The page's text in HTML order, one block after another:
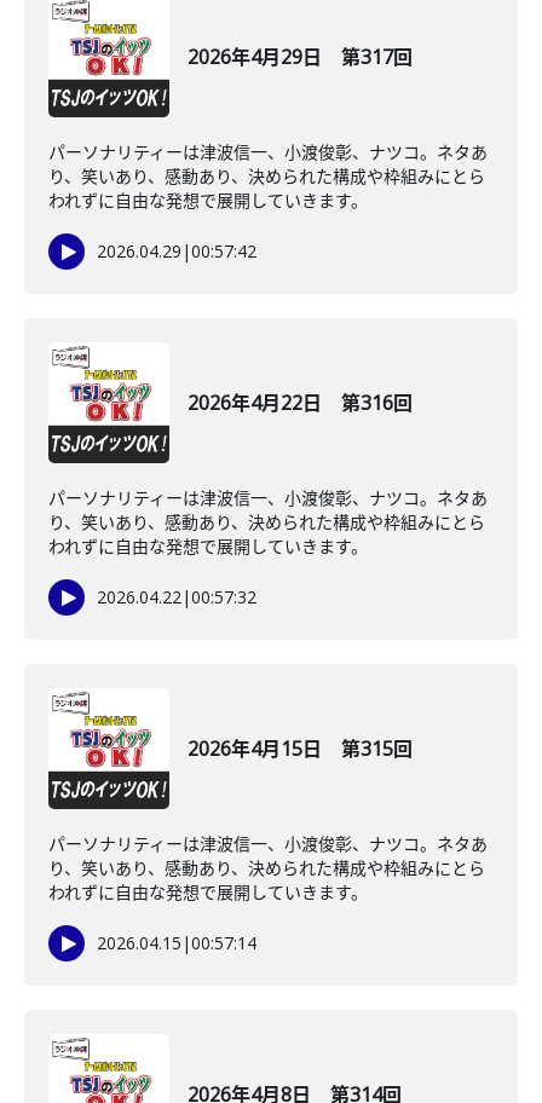
2026年4月29日 第317回
パーソナリティーは津波信一、小渡俊彰、ナツコ。ネタあ
り、笑いあり、感動あり、決められた構成や枠組みにとら
われずに自由な発想で展開していきます。
2026.04.29 |00:57:42
2026年4月22日 第316回
パーソナリティーは津波信一、小渡俊彰、ナツコ。ネタあ
り、笑いあり、感動あり、決められた構成や枠組みにとら
われずに自由な発想で展開していきます。
2026.04.22|00:57:32
2026年4月15日 第315回
パーソナリティーは津波信一、小渡俊彰、ナツコ。ネタあ
り、笑いあり、感動あり、決められた構成や枠組みにとら
われずに自由な発想で展開していきます。
2026.04.15 |00:57:14
2026年4月8日 第314回